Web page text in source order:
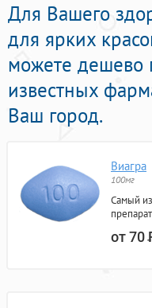
Для Вашего
для ярких
можете дешево
известных
Ваш город.
Виагра
100мг
Самый
препарат
от 70